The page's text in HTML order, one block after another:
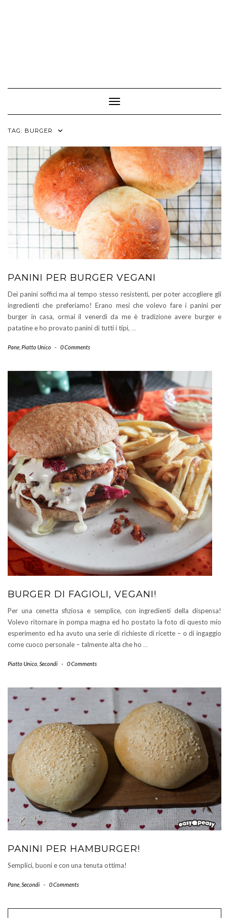
Toggle Navigation
TAG: BURGER
PANINI PER BURGER VEGANI
Dei panini soffici ma al tempo stesso resistenti, per poter accogliere gli
ingredienti che preferiamo! Erano mesi che volevo fare i panini per
burger in casa, ormai il venerdì da me è tradizione avere burger e
patatine e ho provato panini di tutti i tipi, …
Pane Piatto Unico - 0 Comments
BURGER DI FAGIOLI, VEGANI!
Per una cenetta sfiziosa e semplice, con ingredienti della dispensa!
Volevo ritornare in pompa magna ed ho postato la foto di questo mio
esperimento ed ha avuto una serie di richieste di ricette – o di ingaggio
come cuoco personale – talmente alta che ho …
Piatto Unico Secondi - 0 Comments
PANINI PER HAMBURGER!
Semplici, buoni e con una tenuta ottima!
Pane Secondi - 0 Comments